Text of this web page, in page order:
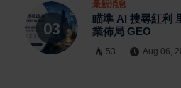
最新消息
瞄準 AI 搜尋紅利
業佈局 GEO
53 Aug 06,